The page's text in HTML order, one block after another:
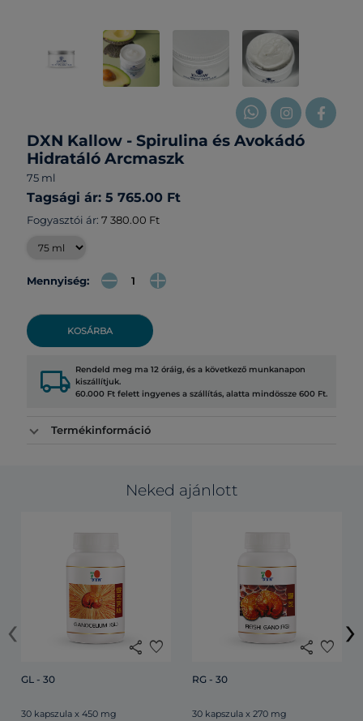
DXN Kallow - Spirulina és Avokádó
Hidratáló Arcmaszk
75 ml
Tagsági ár: 5 765.00 Ft
Fogyasztói ár: 7 380.00 Ft
Mennyiség:
KOSÁRBA
local_shipping Rendeld meg ma 12 óráig, és a következő munkanapon
kiszállítjuk.
60.000 Ft felett ingyenes a szállítás, alatta mindössze 600 Ft.
Termékinformáció
Neked ajánlott
share favorite
GL - 30
30 kapszula x 450 mg
share favorite
RG - 30
30 kapszula x 270 mg
‹ ›